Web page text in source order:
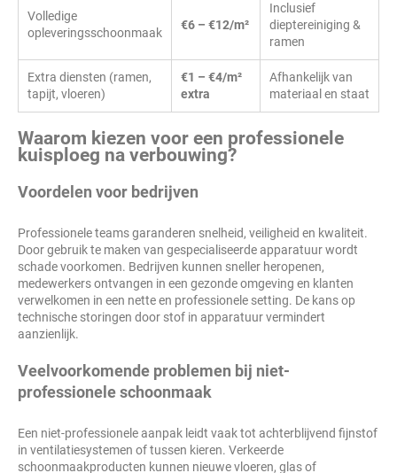
Volledige
opleveringsschoonmaak
€6 – €12/m²
Inclusief
dieptereiniging &
ramen
Extra diensten (ramen,
tapijt, vloeren)
€1 – €4/m²
extra
Afhankelijk van
materiaal en staat
Waarom kiezen voor een professionele
kuisploeg na verbouwing?
Voordelen voor bedrijven
Professionele teams garanderen snelheid, veiligheid en kwaliteit.
Door gebruik te maken van gespecialiseerde apparatuur wordt
schade voorkomen. Bedrijven kunnen sneller heropenen,
medewerkers ontvangen in een gezonde omgeving en klanten
verwelkomen in een nette en professionele setting. De kans op
technische storingen door stof in apparatuur vermindert
aanzienlijk.
Veelvoorkomende problemen bij niet-
professionele schoonmaak
Een niet-professionele aanpak leidt vaak tot achterblijvend fijnstof
in ventilatiesystemen of tussen kieren. Verkeerde
schoonmaakproducten kunnen nieuwe vloeren, glas of